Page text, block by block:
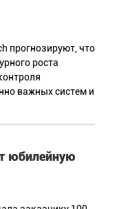
прогнозируют, что
роста
важных систем и
юбилейную